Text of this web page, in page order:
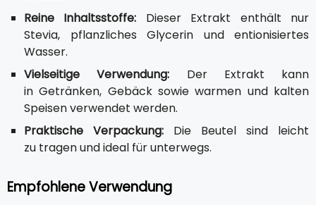
Reine Inhaltsstoffe: Dieser Extrakt enthält nur
Stevia, pflanzliches Glycerin und entionisiertes
Wasser.
Vielseitige Verwendung: Der Extrakt kann
in Getränken, Gebäck sowie warmen und kalten
Speisen verwendet werden.
Praktische Verpackung: Die Beutel sind leicht
zu tragen und ideal für unterwegs.
Empfohlene Verwendung